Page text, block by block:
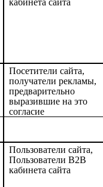
кабинета сайта
Посетители сайта,
получатели рекламы,
предварительно
выразившие на это
согласие
Пользователи сайта,
ПользователиB2B
кабинета сайта